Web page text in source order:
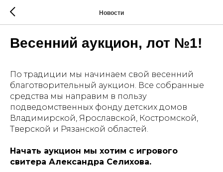
Новости
Весенний аукцион, лот №1!
По традиции мы начинаем свой весенний
благотворительный аукцион. Все собранные
средства мы направим в пользу
подведомственных фонду детских домов
Владимирской, Ярославской, Костромской,
Тверской и Рязанской областей.
Начать аукцион мы хотим с игрового
свитера Александра Селихова.